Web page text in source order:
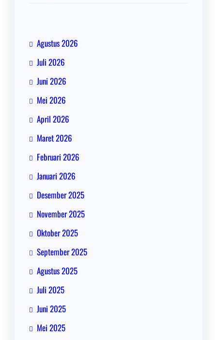
Agustus 2026
Juli 2026
Juni 2026
Mei 2026
April 2026
Maret 2026
Februari 2026
Januari 2026
Desember 2025
November 2025
Oktober 2025
September 2025
Agustus 2025
Juli 2025
Juni 2025
Mei 2025